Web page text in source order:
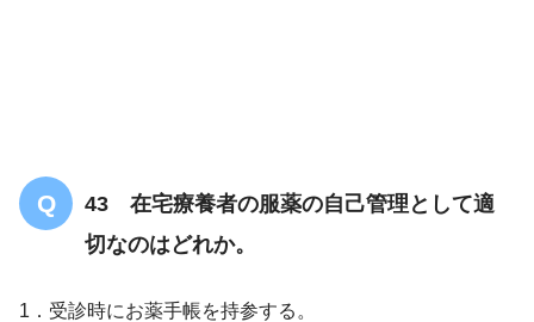
43 在宅療養者の服薬の自己管理として適
切なのはどれか。
1．受診時にお薬手帳を持参する。